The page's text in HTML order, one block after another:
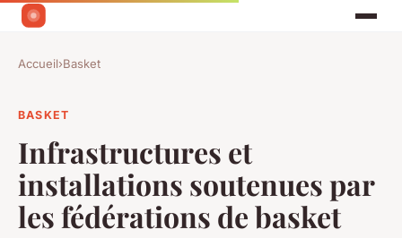
Accueil›Basket
BASKET
Infrastructures et
installations soutenues par
les fédérations de basket